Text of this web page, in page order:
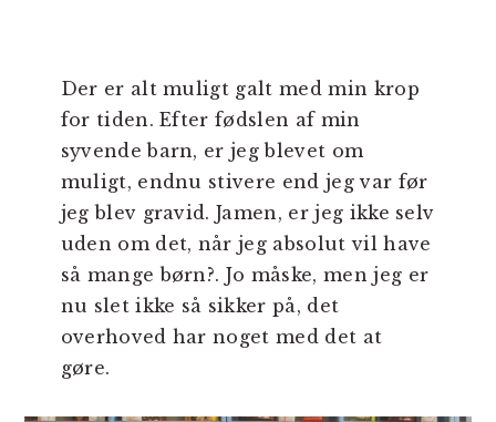
Der er alt muligt galt med min krop
for tiden. Efter fødslen af min
syvende barn, er jeg blevet om
muligt, endnu stivere end jeg var før
jeg blev gravid. Jamen, er jeg ikke selv
uden om det, når jeg absolut vil have
så mange børn?. Jo måske, men jeg er
nu slet ikke så sikker på, det
overhoved har noget med det at
gøre.